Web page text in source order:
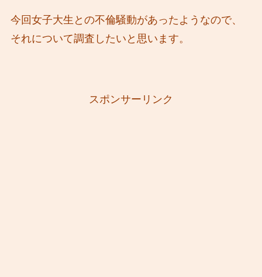
今回女子大生との不倫騒動があったようなので、
それについて調査したいと思います。
スポンサーリンク